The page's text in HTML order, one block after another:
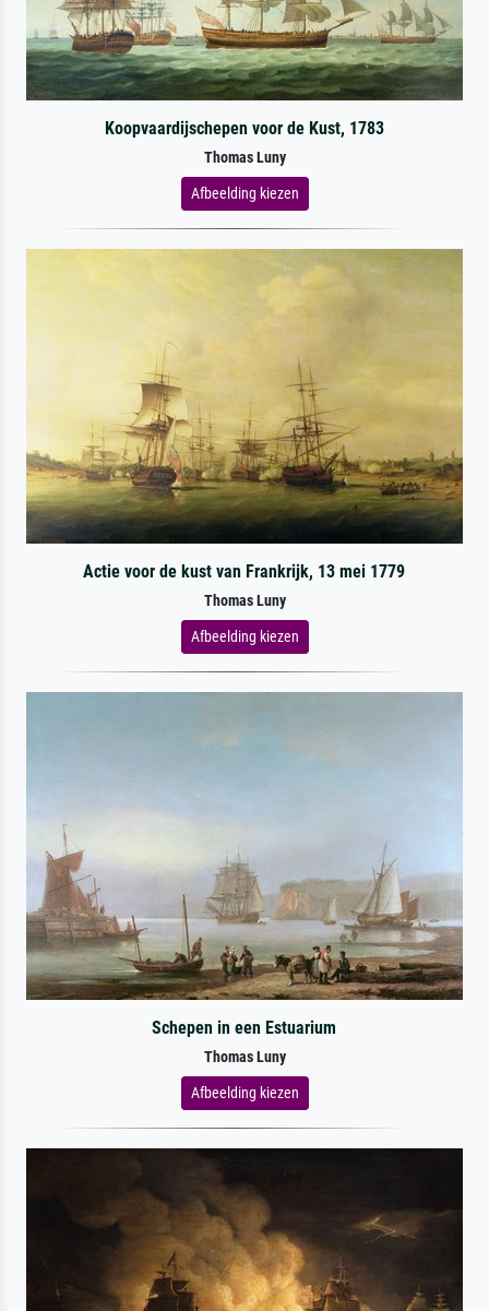
Koopvaardijschepen voor de Kust, 1783
Thomas Luny
Afbeelding kiezen
Actie voor de kust van Frankrijk, 13 mei 1779
Thomas Luny
Afbeelding kiezen
Schepen in een Estuarium
Thomas Luny
Afbeelding kiezen